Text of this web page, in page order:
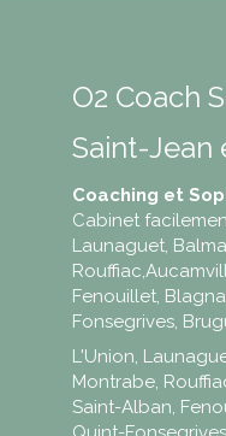
O2 Coach
Saint-Jean
Coaching et
Cabinet
Launaguet,
Fenouillet,
Fonsegrives,
L'Union,
Montrabe,
Saint-Alban,